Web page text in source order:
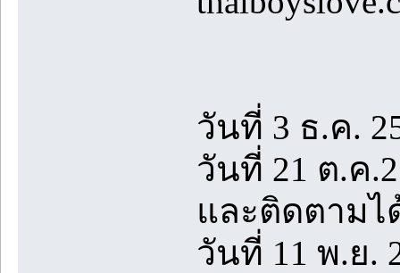
วันที่ 3 ธ.ค.
วันที่ 21 ต.ค
และติดตามไ
วันที่ 11 พ.ย.